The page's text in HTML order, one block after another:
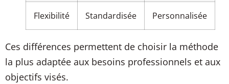
Flexibilité Standardisée Personnalisée
Ces différences permettent de choisir la méthode
la plus adaptée aux besoins professionnels et aux
objectifs visés.